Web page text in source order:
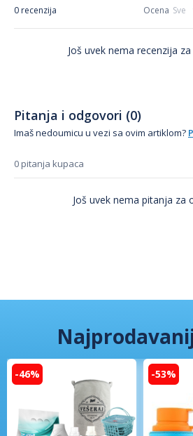
0 recenzija Ocena
Još uvek nema recenzija
Pitanja i odgovori (0)
Imaš nedoumicu u vezi sa ovim artiklom?
0 pitanja kupaca
Još uvek nema pitanja za
-46% -53%